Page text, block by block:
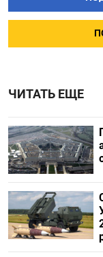
ЧИТАТЬ ЕЩЕ